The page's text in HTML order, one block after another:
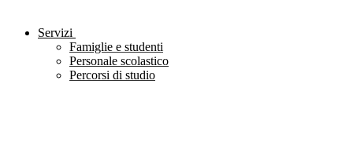
Servizi
Famiglie e studenti
Personale scolastico
Percorsi di studio